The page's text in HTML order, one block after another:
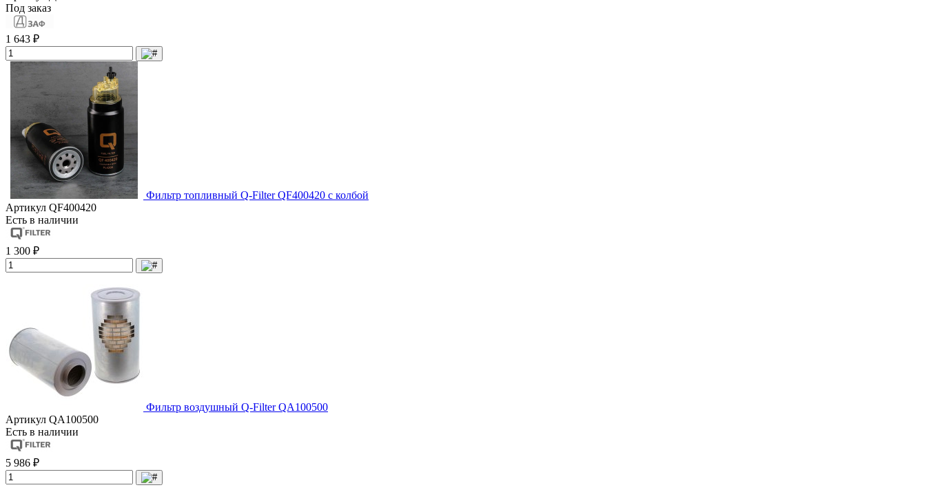
Под заказ
1 643 ₽
Фильтр топливный Q-Filter QF400420 с колбой
Артикул QF400420
Есть в наличии
1 300 ₽
Фильтр воздушный Q-Filter QA100500
Артикул QA100500
Есть в наличии
5 986 ₽